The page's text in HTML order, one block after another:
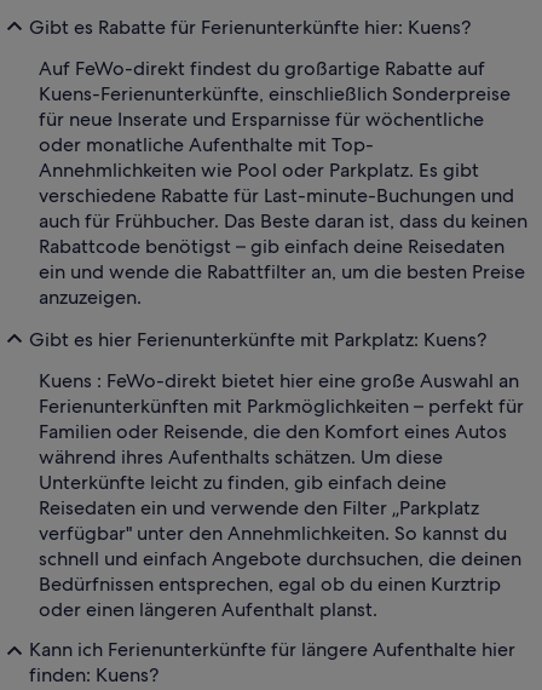
Gibt es Rabatte für Ferienunterkünfte hier: Kuens?
Auf FeWo-direkt findest du großartige Rabatte auf
Kuens-Ferienunterkünfte, einschließlich Sonderpreise
für neue Inserate und Ersparnisse für wöchentliche
oder monatliche Aufenthalte mit Top-
Annehmlichkeiten wie Pool oder Parkplatz. Es gibt
verschiedene Rabatte für Last-minute-Buchungen und
auch für Frühbucher. Das Beste daran ist, dass du keinen
Rabattcode benötigst – gib einfach deine Reisedaten
ein und wende die Rabattfilter an, um die besten Preise
anzuzeigen.
Gibt es hier Ferienunterkünfte mit Parkplatz: Kuens?
Kuens : FeWo-direkt bietet hier eine große Auswahl an
Ferienunterkünften mit Parkmöglichkeiten – perfekt für
Familien oder Reisende, die den Komfort eines Autos
während ihres Aufenthalts schätzen. Um diese
Unterkünfte leicht zu finden, gib einfach deine
Reisedaten ein und verwende den Filter „Parkplatz
verfügbar" unter den Annehmlichkeiten. So kannst du
schnell und einfach Angebote durchsuchen, die deinen
Bedürfnissen entsprechen, egal ob du einen Kurztrip
oder einen längeren Aufenthalt planst.
Kann ich Ferienunterkünfte für längere Aufenthalte hier
finden: Kuens?